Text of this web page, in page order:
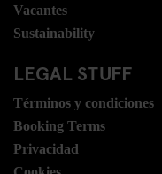
Vacantes
Sustainability
LEGAL STUFF
Términos y condiciones
Booking Terms
Privacidad